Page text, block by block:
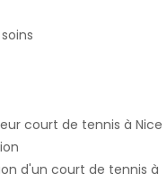
court de tennis à Nice
d'un court de tennis à